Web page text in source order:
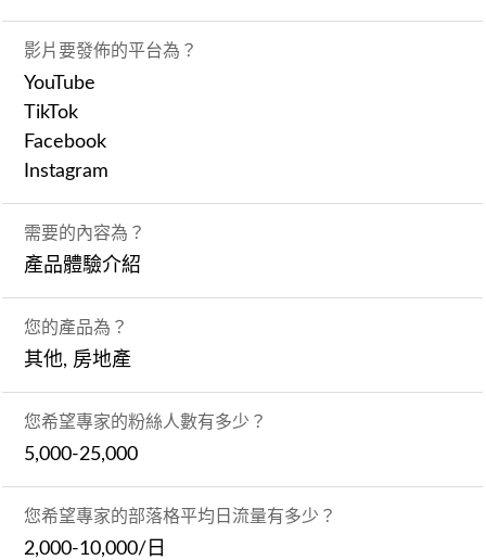
影片要發佈的平台為？
YouTube
TikTok
Facebook
Instagram
需要的內容為？
產品體驗介紹
您的產品為？
其他, 房地產
您希望專家的粉絲人數有多少？
5,000-25,000
您希望專家的部落格平均日流量有多少？
2,000-10,000/日